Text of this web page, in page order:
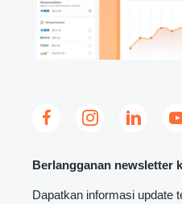
Berlangganan newsletter
Dapatkan informasi update